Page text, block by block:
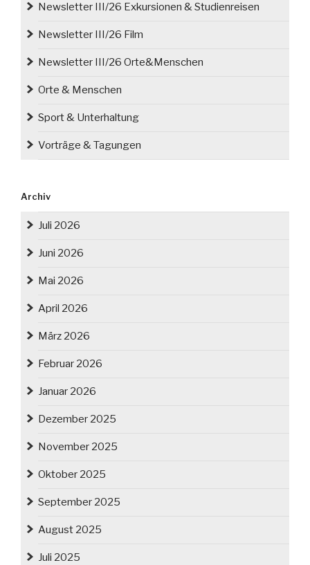
Newsletter III/26 Exkursionen & Studienreisen
Newsletter III/26 Film
Newsletter III/26 Orte&Menschen
Orte & Menschen
Sport & Unterhaltung
Vorträge & Tagungen
Archiv
Juli 2026
Juni 2026
Mai 2026
April 2026
März 2026
Februar 2026
Januar 2026
Dezember 2025
November 2025
Oktober 2025
September 2025
August 2025
Juli 2025